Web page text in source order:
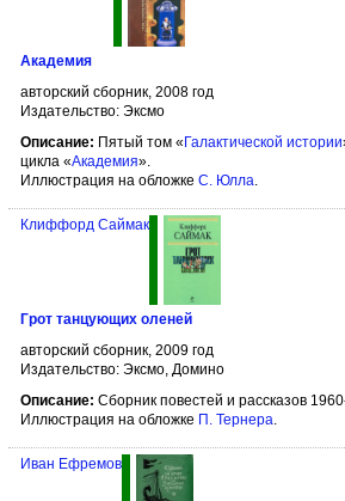
Академия
авторский сборник, 2008 год
Издательство: Эксмо
Описание: Пятый том « Галактической истории
цикла «Академия».
Иллюстрация на обложке С. Юлла.
Клиффорд Саймак
Грот танцующих оленей
авторский сборник, 2009 год
Издательство: Эксмо, Домино
Описание: Сборник повестей и рассказов 1960-
Иллюстрация на обложке П. Тернера
Иван Ефремов